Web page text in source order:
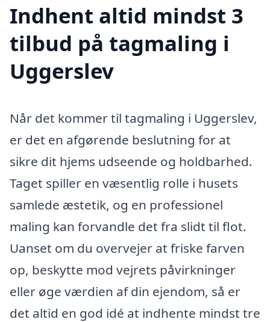
Indhent altid mindst 3
tilbud på tagmaling i
Uggerslev
Når det kommer til tagmaling i Uggerslev,
er det en afgørende beslutning for at
sikre dit hjems udseende og holdbarhed.
Taget spiller en væsentlig rolle i husets
samlede æstetik, og en professionel
maling kan forvandle det fra slidt til flot.
Uanset om du overvejer at friske farven
op, beskytte mod vejrets påvirkninger
eller øge værdien af din ejendom, så er
det altid en god idé at indhente mindst tre